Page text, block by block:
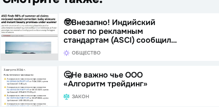
🤓Внезапно! Индийский
совет по рекламным
стандартам (ASCI) сообщил…
ОБЩЕСТВО
🤔Не важно чье ООО
«Алгоритм трейдинг»
ЗАКОН